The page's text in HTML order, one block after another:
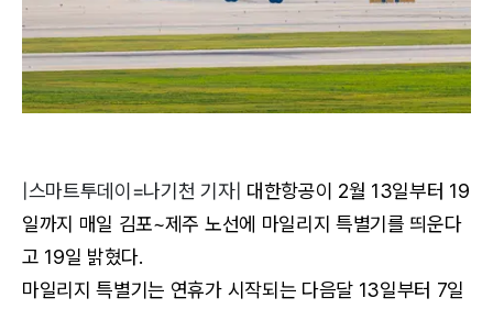
|스마트투데이=나기천 기자| 대한항공이 2월 13일부터 19
일까지 매일 김포~제주 노선에 마일리지 특별기를 띄운다
고 19일 밝혔다.
마일리지 특별기는 연휴가 시작되는 다음달 13일부터 7일